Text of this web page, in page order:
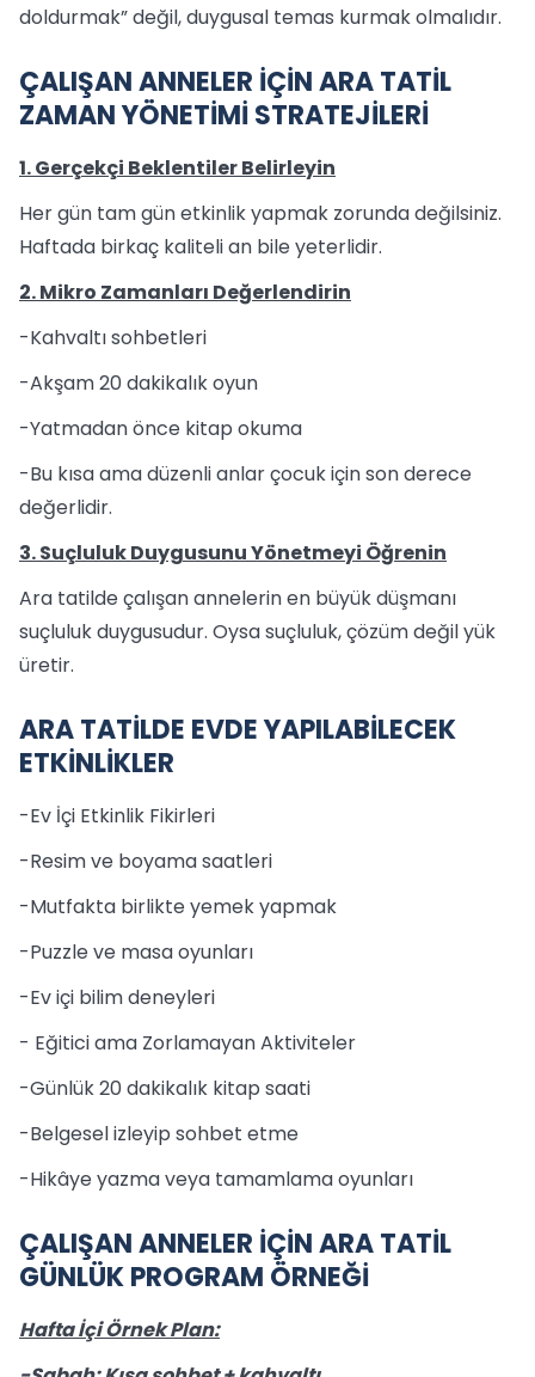
doldurmak” değil, duygusal temas kurmak olmalıdır.
ÇALIŞAN ANNELER İÇİN ARA TATİL
ZAMAN YÖNETİMİ STRATEJİLERİ
1. Gerçekçi Beklentiler Belirleyin
Her gün tam gün etkinlik yapmak zorunda değilsiniz.
Haftada birkaç kaliteli an bile yeterlidir.
2. Mikro Zamanları Değerlendirin
-Kahvaltı sohbetleri
-Akşam 20 dakikalık oyun
-Yatmadan önce kitap okuma
-Bu kısa ama düzenli anlar çocuk için son derece
değerlidir.
3. Suçluluk Duygusunu Yönetmeyi Öğrenin
Ara tatilde çalışan annelerin en büyük düşmanı
suçluluk duygusudur. Oysa suçluluk, çözüm değil yük
üretir.
ARA TATİLDE EVDE YAPILABİLECEK
ETKİNLİKLER
-Ev İçi Etkinlik Fikirleri
-Resim ve boyama saatleri
-Mutfakta birlikte yemek yapmak
-Puzzle ve masa oyunları
-Ev içi bilim deneyleri
- Eğitici ama Zorlamayan Aktiviteler
-Günlük 20 dakikalık kitap saati
-Belgesel izleyip sohbet etme
-Hikâye yazma veya tamamlama oyunları
ÇALIŞAN ANNELER İÇİN ARA TATİL
GÜNLÜK PROGRAM ÖRNEĞİ
Hafta İçi Örnek Plan: